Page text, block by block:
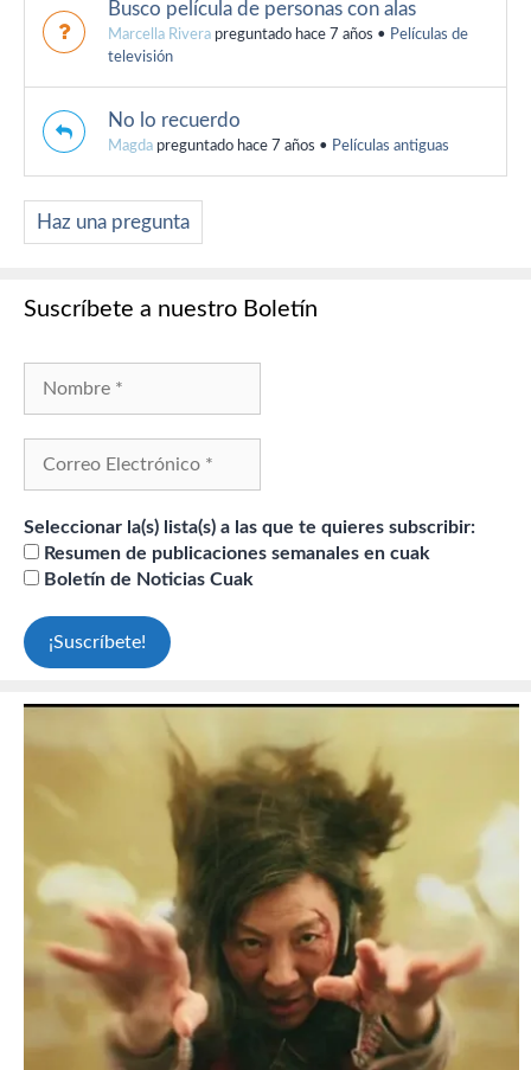
Busco película de personas con alas
Marcella Rivera preguntado hace 7 años • Películas de
televisión
No lo recuerdo
Magda preguntado hace 7 años • Películas antiguas
Haz una pregunta
Suscríbete a nuestro Boletín
Seleccionar la(s) lista(s) a las que te quieres subscribir:
Resumen de publicaciones semanales en cuak
Boletín de Noticias Cuak